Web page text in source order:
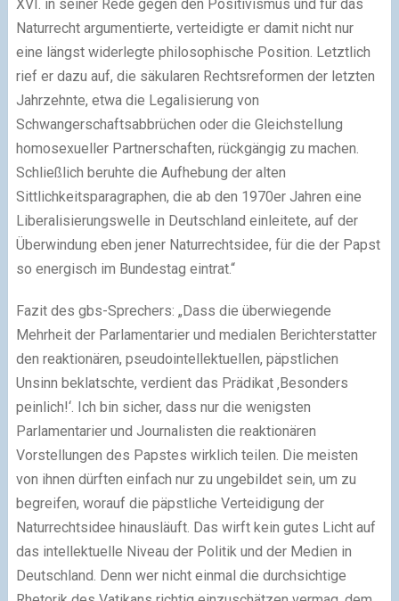
XVI. in sei­ner Rede gegen den Positivismus und für das
Naturrecht argu­men­tierte, ver­tei­digte er damit nicht nur
eine längst wider­legte phi­lo­so­phi­sche Position. Letztlich
rief er dazu auf, die säku­la­ren Rechtsreformen der letz­ten
Jahrzehnte, etwa die Legalisierung von
Schwangerschaftsabbrüchen oder die Gleichstellung
homo­se­xu­el­ler Partnerschaften, rück­gän­gig zu machen.
Schließlich beruhte die Aufhebung der alten
Sittlichkeitsparagraphen, die ab den 1970er Jahren eine
Liberalisierungswelle in Deutschland ein­lei­tete, auf der
Über­win­dung eben jener Naturrechtsidee, für die der Papst
so ener­gisch im Bundestag ein­trat.“
Fazit des gbs-Sprechers: „Dass die über­wie­gende
Mehrheit der Parlamentarier und media­len Berichterstatter
den reak­tio­nä­ren, pseu­do­in­tel­lek­tu­el­len, päpst­li­chen
Unsinn beklatschte, ver­dient das Prädikat ‚Besonders
pein­lich!‘. Ich bin sicher, dass nur die wenigs­ten
Parlamentarier und Journalisten die reak­tio­nä­ren
Vorstellungen des Papstes wirk­lich tei­len. Die meis­ten
von ihnen dürf­ten ein­fach nur zu unge­bil­det sein, um zu
begrei­fen, wor­auf die päpst­li­che Verteidigung der
Naturrechtsidee hin­aus­läuft. Das wirft kein gutes Licht auf
das intel­lek­tu­elle Niveau der Politik und der Medien in
Deutschland. Denn wer nicht ein­mal die durch­sich­tige